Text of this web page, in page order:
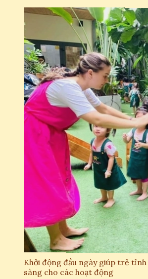
Khởi động đầu ngày giúp trẻ tỉnh
sàng cho các hoạt động